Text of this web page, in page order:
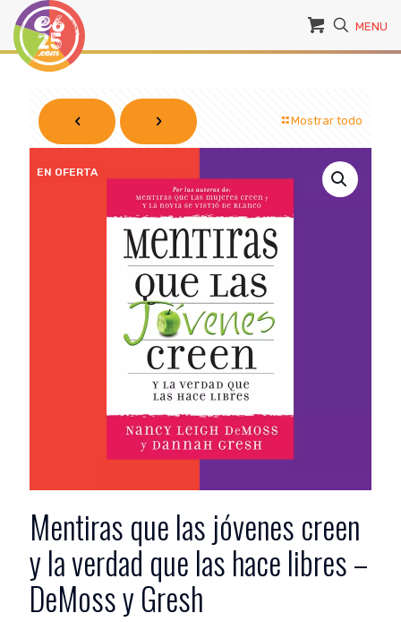
MENU
Mostrar todo
EN OFERTA
Mentiras que las jóvenes creen
y la verdad que las hace libres –
DeMoss y Gresh